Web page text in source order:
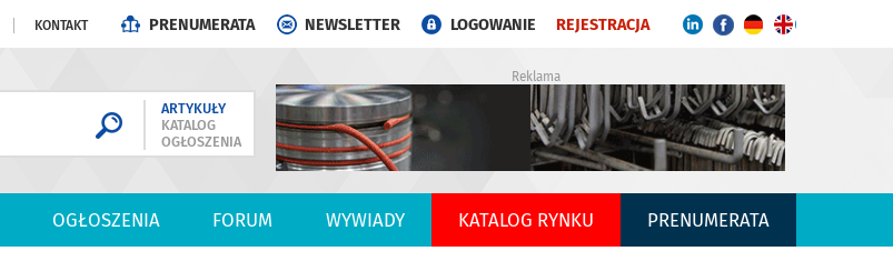
KONTAKT PRENUMERATA NEWSLETTER LOGOWANIE REJESTRACJA
ARTYKUŁY
KATALOG
OGŁOSZENIA
Reklama
OGŁOSZENIA FORUM WYWIADY KATALOG RYNKU PRENUMERATA